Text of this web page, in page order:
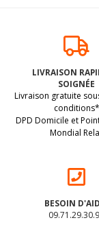
LIVRAISON
SOIGNÉE
Livraison gratuite
conditions*
DPD Domicile et
Mondial
BESOIN